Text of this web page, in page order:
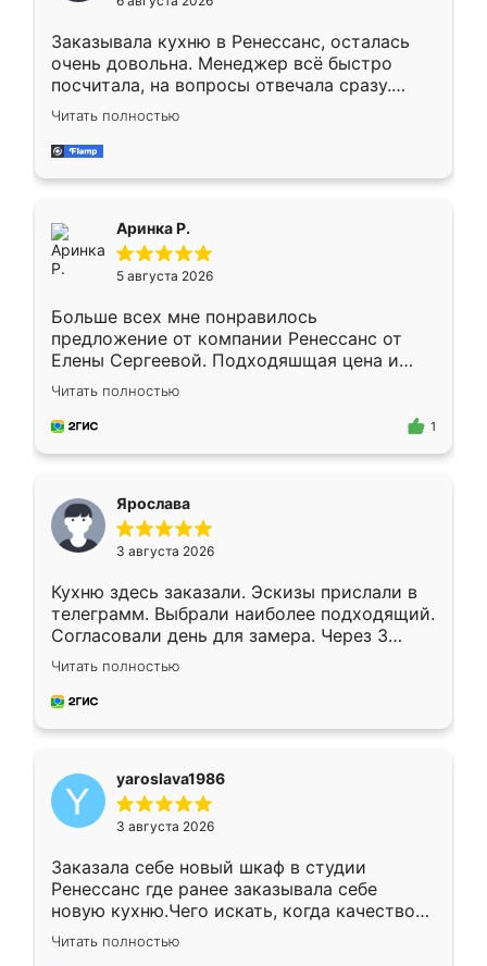
мебели буду заказывать только здесь.
Заказывала кухню в Ренессанс, осталась
очень довольна. Менеджер всё быстро
посчитала, на вопросы отвечала сразу.
Замерщик приехал в субботу, подошёл к
делу со всей ответственностью. Собрали
за день, ребята работали аккуратно, даже
Читать полностью
Аринка Р.
5 августа 2026
Больше всех мне понравилось
предложение от компании Ренессанс от
Елены Сергеевой. Подходяшщая цена и
короткие сроки изготовления. Приехавший
для замера сотрудник Владислав
предложил по моему эскизу самый
Читать полностью
1
Ярослава
3 августа 2026
Кухню здесь заказали. Эскизы прислали в
телеграмм. Выбрали наиболее подходящий.
Согласовали день для замера. Через 3
недели кухня была уже готова. Остались
довольны работой. Спасибо Ренессанс
мебель за качественную работу!
Читать полностью
yaroslava1986
3 августа 2026
Заказала себе новый шкаф в студии
Ренессанс где ранее заказывала себе
новую кухню.Чего искать, когда качеством
вполне довольна. Служит кухня уже почти
два года, нареканий нет.
Читать полностью